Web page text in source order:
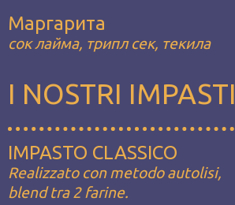
Маргарита
сок лайма, трипл сек, текила
I NOSTRI IMPASTI
IMPASTO CLASSICO
Realizzato con metodo autolisi,
blend tra 2 farine.